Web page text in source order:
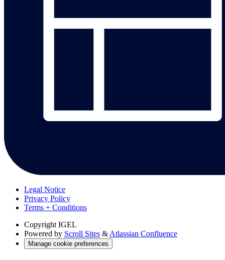
Legal Notice
Privacy Policy
Terms + Conditions
Copyright IGEL
Powered by Scroll Sites & Atlassian Confluence
Manage cookie preferences